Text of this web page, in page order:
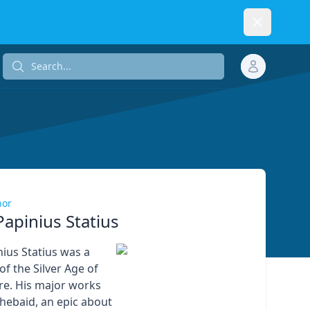
Search...
Statius
Statius was a
the Silver Age of
His major works
an epic about